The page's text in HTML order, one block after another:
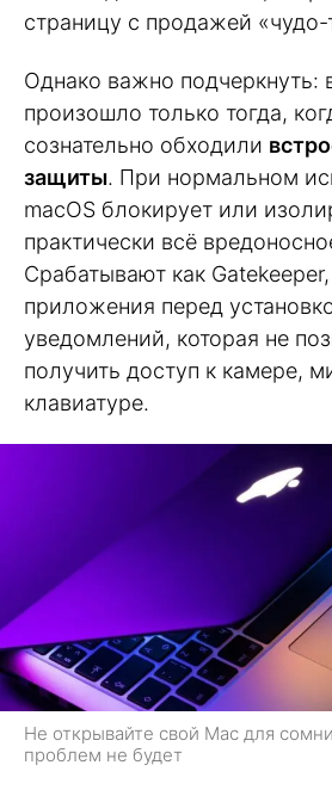
страницу с продажей «чудо-
Однако важно подчеркнуть:
произошло только тогда,
сознательно обходили
защиты. При нормальном
macOS блокирует или
практически всё
Срабатывают как
приложения перед
уведомлений, которая не
получить доступ к камере,
клавиатуре.
Не открывайте свой Mac для
проблем не будет